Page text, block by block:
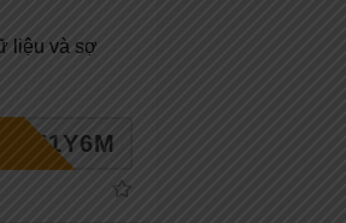
liệu và sợ
HE1Y6M